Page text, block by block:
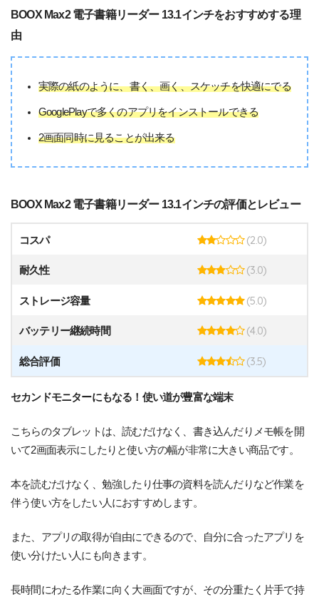
BOOX Max2 電子書籍リーダー 13.1インチをおすすめする理
由
実際の紙のように、書く、画く、スケッチを快適にでる
GooglePlayで多くのアプリをインストールできる
2画面同時に見ることが出来る
BOOX Max2 電子書籍リーダー 13.1インチの評価とレビュー
コスパ (2.0)
耐久性 (3.0)
ストレージ容量 (5.0)
バッテリー継続時間 (4.0)
総合評価 (3.5)
セカンドモニターにもなる！使い道が豊富な端末
こちらのタブレットは、読むだけなく、書き込んだりメモ帳を開
いて2画面表示にしたりと使い方の幅が非常に大きい商品です。
本を読むだけなく、勉強したり仕事の資料を読んだりなど作業を
伴う使い方をしたい人におすすめします。
また、アプリの取得が自由にできるので、自分に合ったアプリを
使い分けたい人にも向きます。
長時間にわたる作業に向く大画面ですが、その分重たく片手で持